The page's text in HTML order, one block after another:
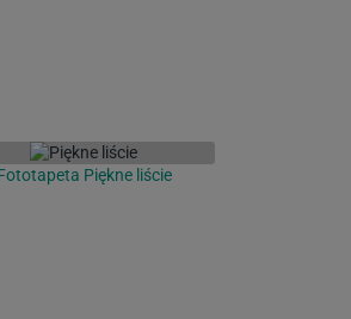
Piękne liście